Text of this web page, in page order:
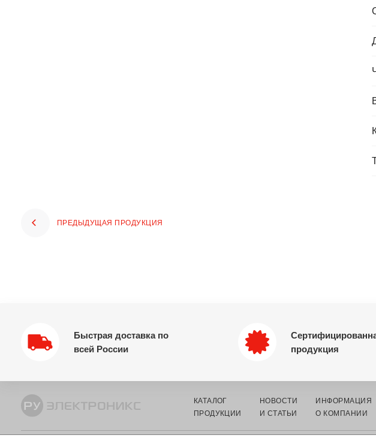
ПРЕДЫДУЩАЯ ПРОДУКЦИЯ
Быстрая доставка по
всей России
продукция
КАТАЛОГ
ПРОДУКЦИИ
НОВОСТИ
И СТАТЬИ
ИНФОРМАЦИЯ
О КОМПАНИИ